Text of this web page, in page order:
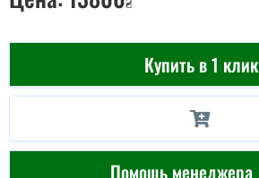
Купить в 1 клик
Помощь менеджера